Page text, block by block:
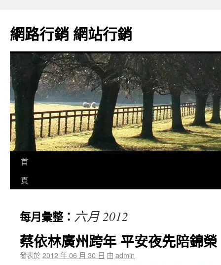
網路行銷 網站行銷
首
頁
每月彙整： 六月 2012
蔡依林廣州跨年 平安夜先陪錦榮
發表於2012 年 06 月 30 日 由 admin